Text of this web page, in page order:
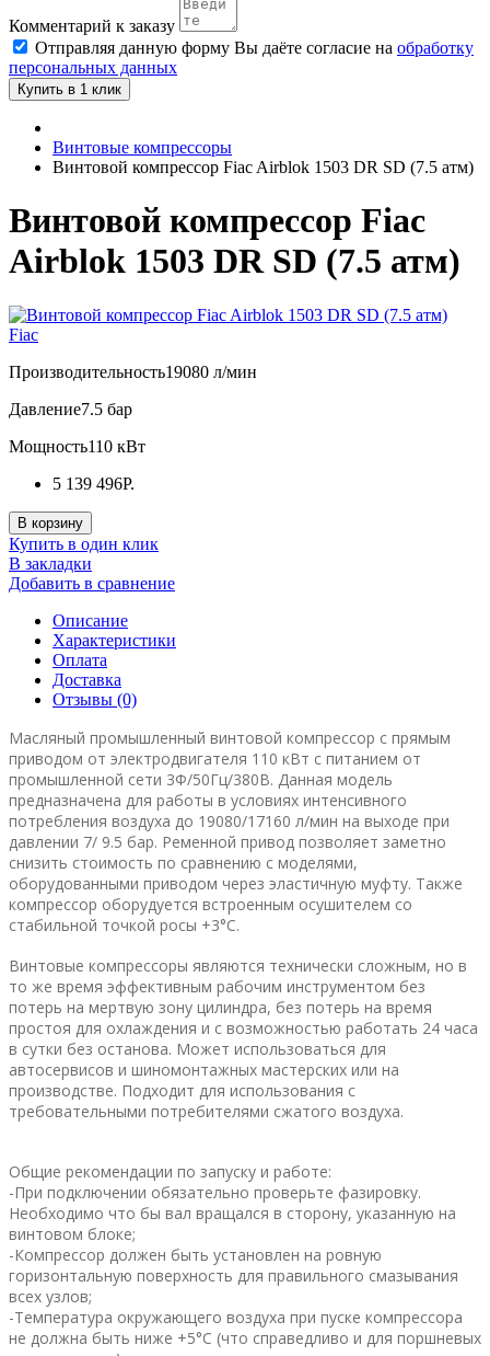
Комментарий к заказу
Отправляя данную форму Вы даёте согласие на обработку
персональных данных
Купить в 1 клик
Винтовые компрессоры
Винтовой компрессор Fiac Airblok 1503 DR SD (7.5 атм)
Винтовой компрессор Fiac
Airblok 1503 DR SD (7.5 атм)
Fiac
Производительность19080 л/мин
Давление7.5 бар
Мощность110 кВт
5 139 496Р.
В корзину
Купить в один клик
В закладки
Добавить в сравнение
Описание
Характеристики
Оплата
Доставка
Отзывы (0)
Масляный промышленный винтовой компрессор с прямым
приводом от электродвигателя 110 кВт с питанием от
промышленной сети 3Ф/50Гц/380В. Данная модель
предназначена для работы в условиях интенсивного
потребления воздуха до 19080/17160 л/мин на выходе при
давлении 7/ 9.5 бар. Ременной привод позволяет заметно
снизить стоимость по сравнению с моделями,
оборудованными приводом через эластичную муфту. Также
компрессор оборудуется встроенным осушителем со
стабильной точкой росы +3°C.
Винтовые компрессоры являются технически сложным, но в
то же время эффективным рабочим инструментом без
потерь на мертвую зону цилиндра, без потерь на время
простоя для охлаждения и с возможностью работать 24 часа
в сутки без останова. Может использоваться для
автосервисов и шиномонтажных мастерских или на
производстве. Подходит для использования с
требовательными потребителями сжатого воздуха.
Общие рекомендации по запуску и работе:
-При подключении обязательно проверьте фазировку.
Необходимо что бы вал вращался в сторону, указанную на
винтовом блоке;
-Компрессор должен быть установлен на ровную
горизонтальную поверхность для правильного смазывания
всех узлов;
-Температура окружающего воздуха при пуске компрессора
не должна быть ниже +5°C (что справедливо и для поршневых